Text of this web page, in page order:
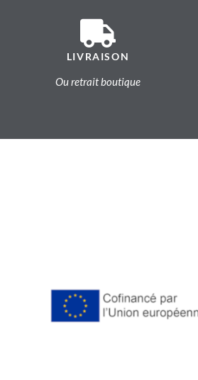
LIVRAISON
Ou retrait boutique